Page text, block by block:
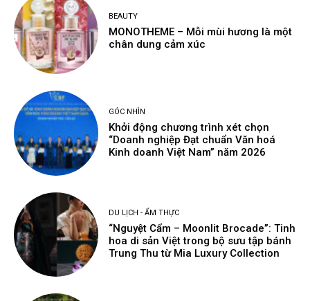
BEAUTY
MONOTHEME – Mỗi mùi hương là một
chân dung cảm xúc
GÓC NHÌN
Khởi động chương trình xét chọn
“Doanh nghiệp Đạt chuẩn Văn hoá
Kinh doanh Việt Nam” năm 2026
DU LỊCH - ẨM THỰC
“Nguyệt Cẩm – Moonlit Brocade”: Tinh
hoa di sản Việt trong bộ sưu tập bánh
Trung Thu từ Mia Luxury Collection